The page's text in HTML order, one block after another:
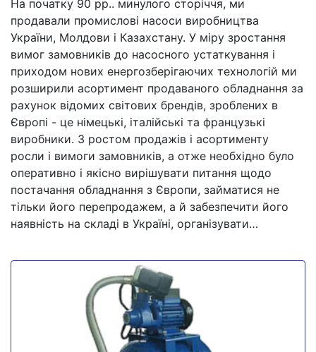
На початку 90 рр.. минулого сторіччя, ми
продавали промислові насоси виробництва
України, Молдови і Казахстану. У міру зростання
вимог замовників до насосного устаткування і
приходом нових енергозберігаючих технологій ми
розширили асортимент продаваного обладнання за
рахунок відомих світових брендів, зроблених в
Європі - це німецькі, італійські та французькі
виробники. З ростом продажів і асортименту
росли і вимоги замовників, а отже необхідно було
оперативно і якісно вирішувати питання щодо
постачання обладнання з Європи, займатися не
тільки його перепродажем, а й забезпечити його
наявність на складі в Україні, організувати…